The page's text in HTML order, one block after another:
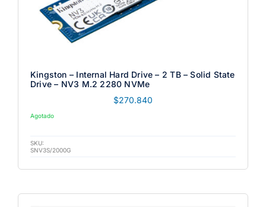
Kingston – Internal Hard Drive – 2 TB – Solid State
Drive – NV3 M.2 2280 NVMe
$270.840
Agotado
SKU:
SNV3S/2000G